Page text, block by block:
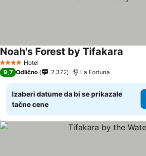
4 ZvezdiceHotel
Noah's Forest by Tifakara
9,7 Odlično 2.372 La Fortuna
Izaberi datume da bi se prikazale
tačne cene